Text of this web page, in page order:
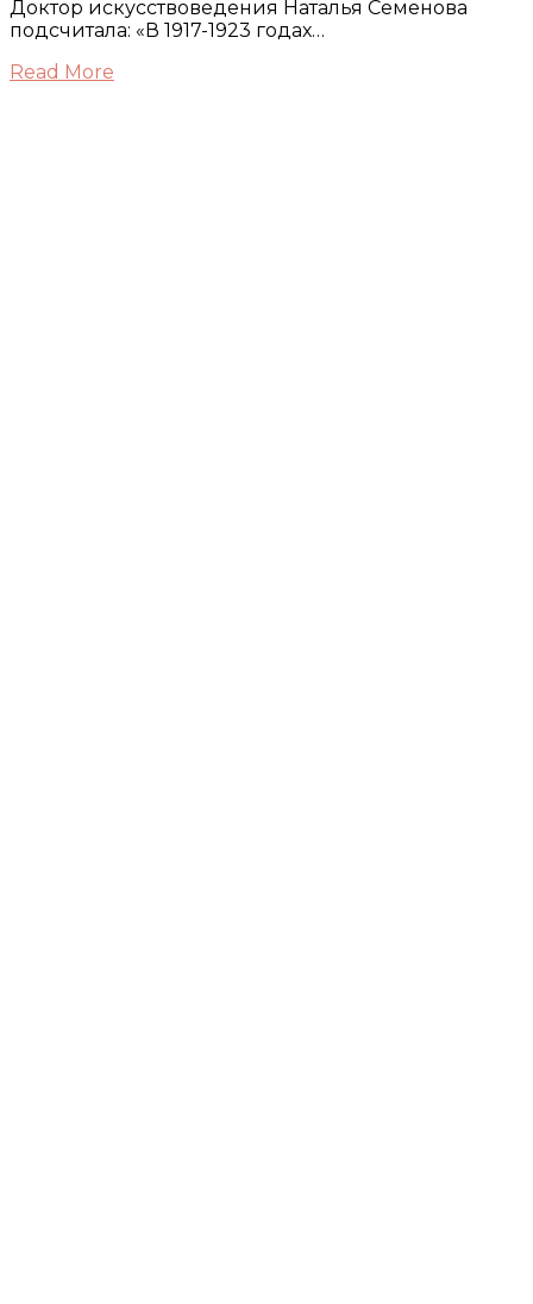
Доктор искусствоведения Наталья Семенова
подсчитала: «В 1917-1923 годах…
Read More